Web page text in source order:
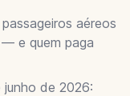
aéreos
e quem paga
de 2026: